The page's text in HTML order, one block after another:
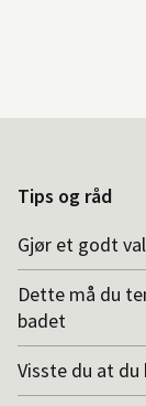
Tips og råd
Gjør et godt
Dette må du
badet
Visste du at